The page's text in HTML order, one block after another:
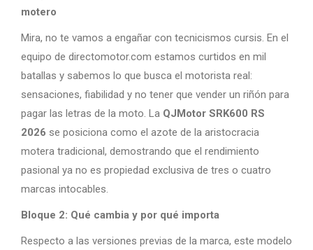
motero
Mira, no te vamos a engañar con tecnicismos cursis. En el
equipo de directomotor.com estamos curtidos en mil
batallas y sabemos lo que busca el motorista real:
sensaciones, fiabilidad y no tener que vender un riñón para
pagar las letras de la moto. La QJMotor SRK600 RS
2026 se posiciona como el azote de la aristocracia
motera tradicional, demostrando que el rendimiento
pasional ya no es propiedad exclusiva de tres o cuatro
marcas intocables.
Bloque 2: Qué cambia y por qué importa
Respecto a las versiones previas de la marca, este modelo